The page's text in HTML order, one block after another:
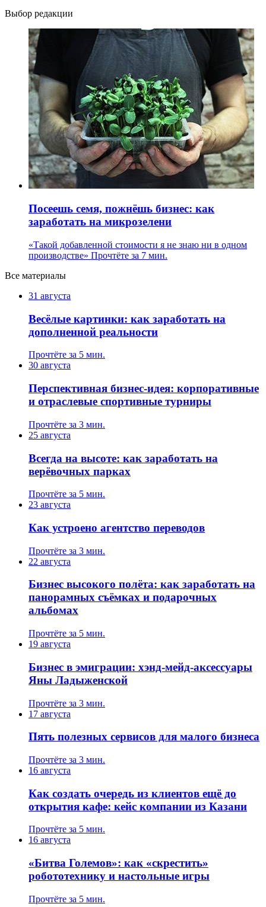
Выбор редакции
Посеешь семя, пожнёшь бизнес: как
заработать на микрозелени
«Такой добавленной стоимости я не знаю ни в одном
производстве» Прочтёте за 7 мин.
Все материалы
31 августа
Весёлые картинки: как заработать на
дополненной реальности
Прочтёте за 5 мин.
30 августа
Перспективная бизнес-идея: корпоративные
и отраслевые спортивные турниры
Прочтёте за 3 мин.
25 августа
Всегда на высоте: как заработать на
верёвочных парках
Прочтёте за 5 мин.
23 августа
Как устроено агентство переводов
Прочтёте за 3 мин.
22 августа
Бизнес высокого полёта: как заработать на
панорамных съёмках и подарочных
альбомах
Прочтёте за 5 мин.
19 августа
Бизнес в эмиграции: хэнд-мейд-аксессуары
Яны Ладыженской
Прочтёте за 3 мин.
17 августа
Пять полезных сервисов для малого бизнеса
Прочтёте за 3 мин.
16 августа
Как создать очередь из клиентов ещё до
открытия кафе: кейс компании из Казани
Прочтёте за 5 мин.
16 августа
«Битва Големов»: как «скрестить»
робототехнику и настольные игры
Прочтёте за 5 мин.